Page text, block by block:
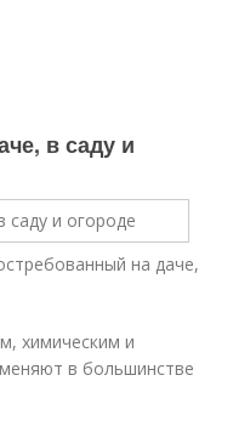
в саду и
на даче,
химическим и
в большинстве